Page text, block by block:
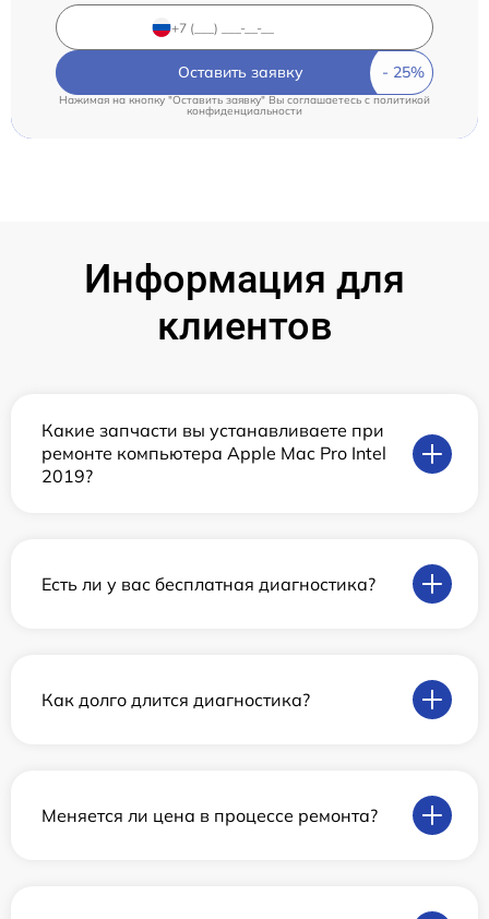
Оставить заявку
Нажимая на кнопку "Оставить заявку" Вы соглашаетесь cполитикой
конфиденциальности
Информация для
клиентов
Какие запчасти вы устанавливаете при
ремонте компьютера Apple Mac Pro Intel
2019?
Есть ли у вас бесплатная диагностика?
Как долго длится диагностика?
Меняется ли цена в процессе ремонта?